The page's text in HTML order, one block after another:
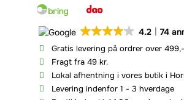
4.2 74
Gratis levering på ordrer over 499,-
Fragt fra 49 kr.
Lokal afhentning i vores butik i
Levering indenfor 1 - 3 hverdage